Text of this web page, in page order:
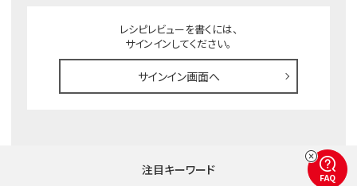
レシピレビューを書くには、
サインインしてください。
サインイン画面へ
注目キーワード
FAQ